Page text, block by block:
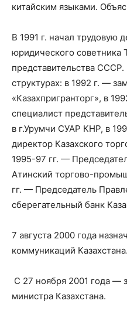
китайским языками.
В 1991 г. начал трудовую
юридического советника
представительства СССР.
структурах: в 1992 г. —
«Казахпригранторг», в
специалист
в г.Урумчи СУАР КНР, в
директор Казахского
1995-97 гг. —
Атинский торгово-
гг. — Председатель
сберегательный банк
7 августа 2000 года
коммуникаций Казахстана.
С 27 ноября 2001 года —
министра Казахстана.